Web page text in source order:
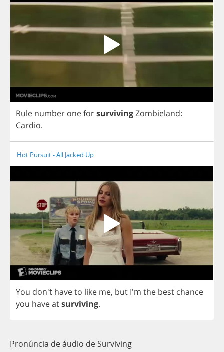
Rule number oneforsurvivingZombieland:
Cardio.
Hot Pursuit - All Jacked Up
You don't haveto like me, but I'm the best chance
you haveatsurviving.
Pronúncia de áudio de Surviving